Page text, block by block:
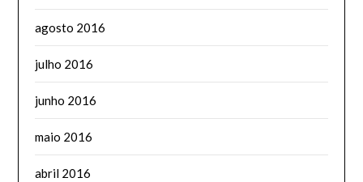
agosto 2016
julho 2016
junho 2016
maio 2016
abril 2016